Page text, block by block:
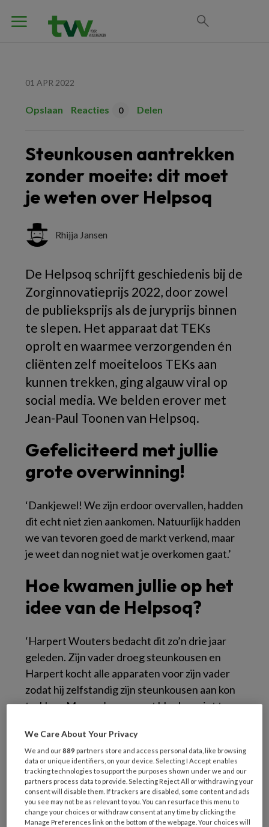
01 APR 2022
Opslaan Reacties 0 Delen
Steunkousen aantrekken
zonder moeite: dit moet
je weten over Helpsoq
Rhijja Jansen
De Helpsoq schrijft geschiedenis bij de
Zorginnovatieprijs 2022, door zowel
de publieksprijs als de juryprijs binnen
te slepen. Het apparaat dat TEKs
oprolt en waarmee verzorgenden én
cliënten zelf moeiteloos TEKs aan
kunnen trekken, ging algauw viral op
social media. We belden erover met
Jean-Paul Toonen van Helpsoq.
Gefeliciteerd met jullie
grote overwinning!
‘Dankjewel! We zijn erdoor overvallen, hadden
dit echt niet zien aankomen. Natuurlijk hadden
we van tevoren goed de markt verkend, maar
je weet dan nog niet wat je overkomen gaat.’
Hoe kwamen jullie op het
idee van de Helpsoq?
‘Harpert Wouters bedacht dit zo’n drie jaar
geleden. Zijn vader droeg steunkousen en
Harpert kocht alle apparaten voor zijn vader
zodat hij zelfstandig zijn steunkousen aan kon
trekken. Maar zo’n apparaat bleek er niet te
maar die zijn lastig te bedienen voor mensen
met reumatische handen, en die niet goed bij
hun tenen kunnen. Toen is Harpert met zijn
vader op het netvlies gaan schetsen en namen
we een designerbureau in de arm. Zo ontstond
het idee van de Helpsoq.’
We Care About Your Privacy
We and our889 partners store and access personal data, like browsing
data or unique identifiers, on your device. Selecting I Accept enables
tracking technologies to support the purposes shown under we and our
partners process data to provide. Selecting Reject All or withdrawing your
consent will disable them. If trackers are disabled, some content and ads
you see may not be as relevant to you. You can resurface this menu to
change your choices or withdraw consent at any time by clicking the
Manage Preferences link on the bottom of the webpage. Your choices will